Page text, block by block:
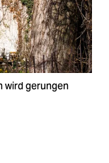
wird gerungen